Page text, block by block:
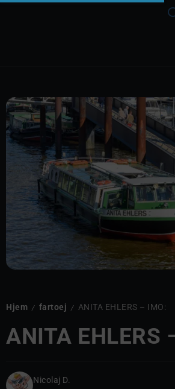
Hjem / fartoej / ANITA EHLERS – IMO:
ANITA EHLERS
Nicolaj D.